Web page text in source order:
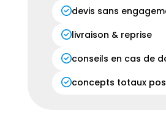
devis sans
livraison & reprise
conseils en cas de
concepts totaux